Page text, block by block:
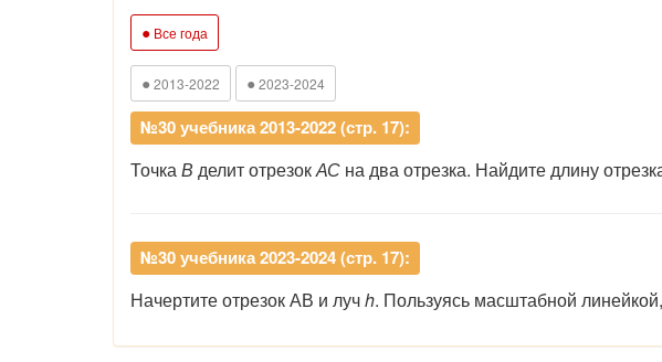
● Все года
● 2013-2022 ● 2023-2024
№30 учебника 2013-2022 (стр. 17):
ТочкаВ делит отрезокАС на два отрезка. Найдите длину
№30 учебника 2023-2024 (стр. 17):
Начертите отрезок АВ и лучh. Пользуясь масштабной